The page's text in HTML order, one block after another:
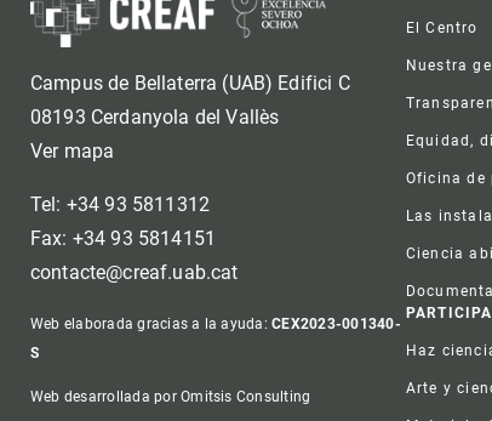
Campus de Bellaterra (UAB) Edifici C
08193 Cerdanyola del Vallès
Ver mapa
Tel: +34 93 5811312
Fax: +34 93 5814151
contacte@creaf.uab.cat
Web elaborada gracias a la ayuda:CEX2023-001340-
S
Web desarrollada por Omitsis Consulting
El Centro
Nuestra
Equidad,
Oficina de
Las
Ciencia
PARTICIPA
Haz
Arte y